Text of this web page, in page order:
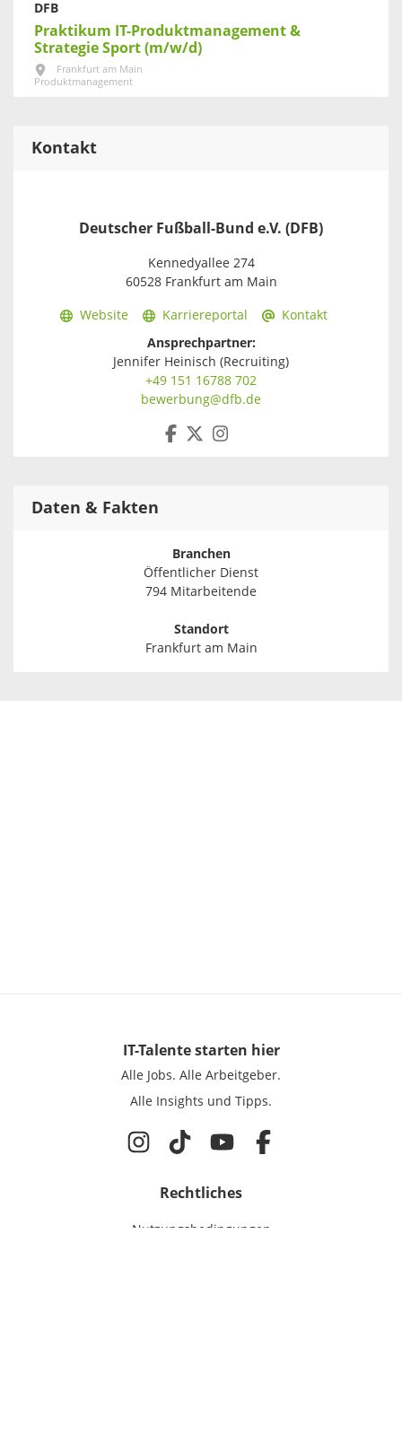
DFB
Praktikum IT-Produktmanagement &
Strategie Sport (m/w/d)
Frankfurt am Main
Produktmanagement
Kontakt
Deutscher Fußball-Bund e.V. (DFB)
Kennedyallee 274
60528 Frankfurt am Main
Website Karriereportal
Kontakt
Ansprechpartner:
Jennifer Heinisch (Recruiting)
+49 151 16788 702
bewerbung@dfb.de
Daten & Fakten
Branchen
Öffentlicher Dienst
794 Mitarbeitende
Standort
Frankfurt am Main
IT-Talentestarten hier
Alle Jobs. Alle Arbeitgeber.
Alle Insights und Tipps.
Rechtliches
Nutzungsbedingungen